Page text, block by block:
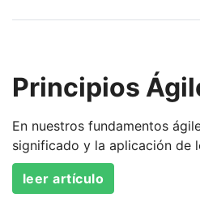
Principios
En nuestros fundamentos
significado y la aplicación de
leer artículo